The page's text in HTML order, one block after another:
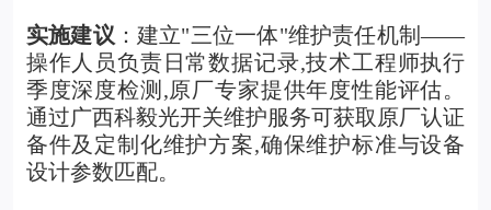
实施建议 ：建立"三位一体"维护责任机制——
操作人员负责日常数据记录,技术工程师执行
季度深度检测,原厂专家提供年度性能评估。
通过广西科毅光开关维护服务可获取原厂认证
备件及定制化维护方案,确保维护标准与设备
设计参数匹配。